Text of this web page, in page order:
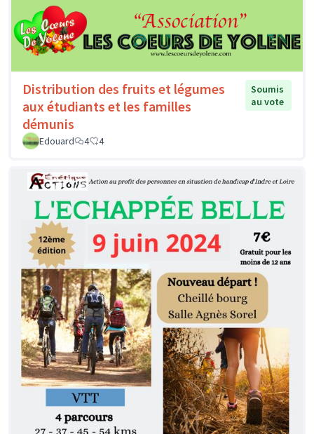
Distribution des fruits et légumes
aux étudiants et les familles
démunis
Soumis
au vote
Edouard 4 4